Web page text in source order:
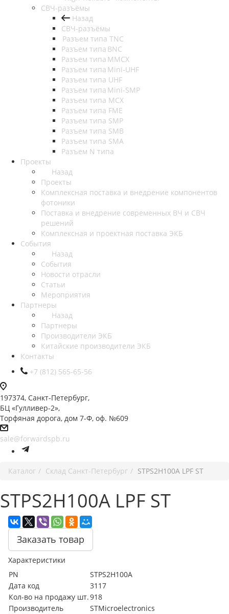
СВЧ-разъёмы
Назад
СВЧ-разъёмы
Разъем типа TNC
Разъем типа BNC
Разъем типа MMCX
Разъем типа Mini-UHF
Разъем типа UHF
Разъем типа Mini-SMP
Разъем типа MCX
Разъем типа FME
Разъем типа SMP
Разъем типа SMB
Разъем типа SMA
Разъем N типа
Проекты
Назад
Проекты
Комплексная поставка и внедрение компонентов
фотоники
Поставка и внедрение современных ВЧ и СВЧ
решений
Комплексная и проектная поставка ЭКБ
События
Назад
События
Новости отрасли
Статьи
Мероприятия
Партнеры
Назад
Партнеры
Производители ЭКБ
Китайские производители ЭКБ
Контакты
+7 (812) 565-65-56
197374, Санкт-Петербург,
БЦ «Гулливер-2»,
Торфяная дорога, дом 7-Ф, оф. №609
sale@forwardspb.ru
Каталог Cклад Санкт-Петербург STPS2H100A LPF ST
STPS2H100A LPF ST
Заказать товар
Характеристики
PN
STPS2H100A
Дата код
3117
Кол-во на продажу шт.918
Производитель
STMicroelectronics